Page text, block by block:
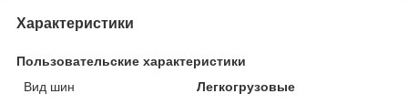
Характеристики
Пользовательские характеристики
Вид шин
Легкогрузовые